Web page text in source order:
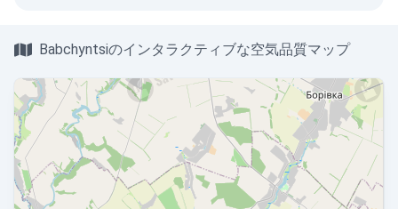
Babchyntsiのインタラクティブな空気品質マップ